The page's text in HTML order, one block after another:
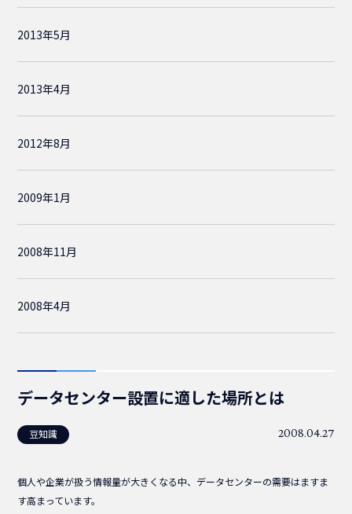
2013年5月
2013年4月
2012年8月
2009年1月
2008年11月
2008年4月
データセンター設置に適した場所とは
豆知識 2008.04.27
個人や企業が扱う情報量が大きくなる中、データセンターの需要はますま
す高まっています。